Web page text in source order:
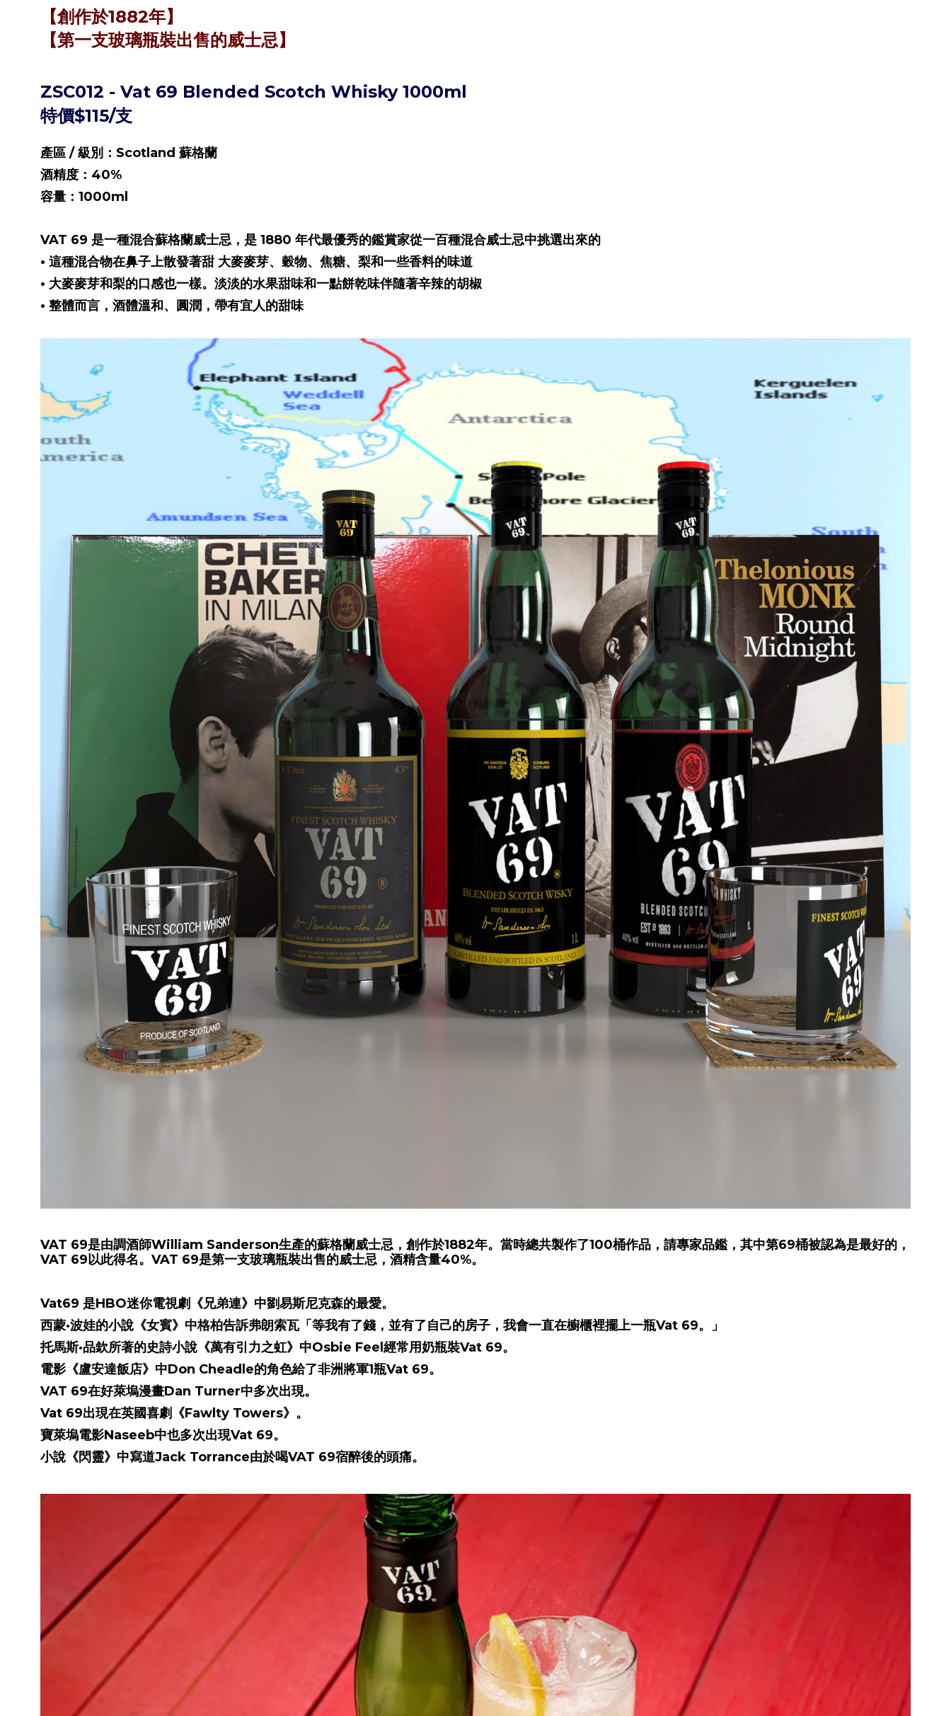
【創作於1882年】
【第一支玻璃瓶裝出售的威士忌】
ZSC012 - Vat 69 Blended Scotch Whisky 1000ml
特價$115/支
產區 / 級別：Scotland 蘇格蘭
酒精度：40%
容量：1000ml
VAT 69 是一種混合蘇格蘭威士忌，是 1880 年代最優秀的鑑賞家從一百種混合威士忌中挑選出來的
• 這種混合物在鼻子上散發著甜 大麥麥芽、穀物、焦糖、梨和一些香料的味道
• 大麥麥芽和梨的口感也一樣。淡淡的水果甜味和一點餅乾味伴隨著辛辣的胡椒
• 整體而言，酒體溫和、圓潤，帶有宜人的甜味
VAT 69是由調酒師William Sanderson生產的蘇格蘭威士忌，創作於1882年。當時總共製作了100桶作品，請專家品鑑，其中第69桶被認為是最好的，
VAT 69以此得名。VAT 69是第一支玻璃瓶裝出售的威士忌，酒精含量40%。
Vat69 是HBO迷你電視劇《兄弟連》中劉易斯尼克森的最愛。
西蒙·波娃的小說《女賓》中格柏告訴弗朗索瓦「等我有了錢，並有了自己的房子，我會一直在櫥櫃裡擺上一瓶Vat 69。」
托馬斯·品欽所著的史詩小說《萬有引力之虹》中Osbie Feel經常用奶瓶裝Vat 69。
電影《盧安達飯店》中Don Cheadle的角色給了非洲將軍1瓶Vat 69。
VAT 69在好萊塢漫畫Dan Turner中多次出現。
Vat 69出現在英國喜劇《Fawlty Towers》。
寶萊塢電影Naseeb中也多次出現Vat 69。
小說《閃靈》中寫道Jack Torrance由於喝VAT 69宿醉後的頭痛。